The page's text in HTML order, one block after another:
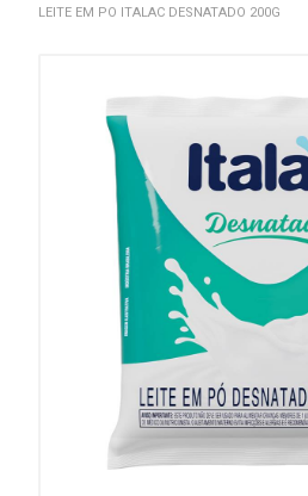
LEITE EM PO ITALAC DESNATADO 200G